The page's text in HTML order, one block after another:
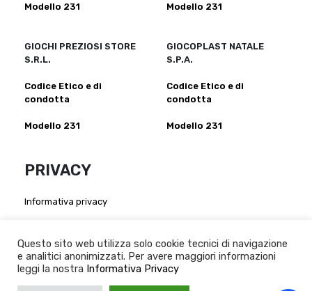
Modello 231 Modello 231
GIOCHI PREZIOSI STORE
S.R.L.
Codice Etico e di
condotta
Modello 231
GIOCOPLAST NATALE
S.P.A.
Codice Etico e di
condotta
Modello 231
PRIVACY
Informativa privacy
Giochi Preziosi S.p.a-Giochi Preziosi Italia S.r.l- Giocheria
S.p.a-Grandi Giochi S.r.l -Giochi Preziosi Store S.r.l-
Giocoplast Nalale S.p.A
Questo sito web utilizza solo cookie tecnici di navigazione
e analitici anonimizzati. Per avere maggiori informazioni
leggi la nostra Informativa Privacy